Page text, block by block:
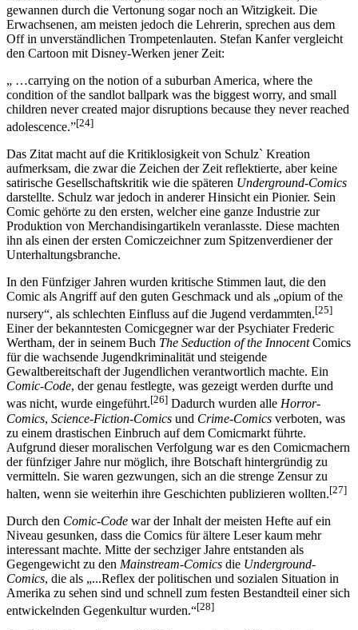
gewannen durch die Vertonung sogar noch an Witzigkeit. Die
Erwachsenen, am meisten jedoch die Lehrerin, sprechen aus dem
Off in unverständlichen Trompetenlauten. Stefan Kanfer vergleicht
den Cartoon mit Disney-Werken jener Zeit:
„ …carrying on the notion of a suburban America, where the
condition of the sandlot ballpark was the biggest worry, and small
children never created major disruptions because they never reached
adolescence.”[24]
Das Zitat macht auf die Kritiklosigkeit von Schulz` Kreation
aufmerksam, die zwar die Zeichen der Zeit reflektierte, aber keine
satirische Gesellschaftskritik wie die späteren Underground-Comics
darstellte. Schulz war jedoch in anderer Hinsicht ein Pionier. Sein
Comic gehörte zu den ersten, welcher eine ganze Industrie zur
Produktion von Merchandisingartikeln veranlasste. Diese machten
ihn als einen der ersten Comiczeichner zum Spitzenverdiener der
Unterhaltungsbranche.
In den Fünfziger Jahren wurden kritische Stimmen laut, die den
Comic als Angriff auf den guten Geschmack und als „opium of the
nursery“, als schlechten Einfluss auf die Jugend verdammten.[25]
Einer der bekanntesten Comicgegner war der Psychiater Frederic
Wertham, der in seinem Buch The Seduction of the InnocentComics
für die wachsende Jugendkriminalität und steigende
Gewaltbereitschaft der Jugendlichen verantwortlich machte. Ein
Comic-Code, der genau festlegte, was gezeigt werden durfte und
was nicht, wurde eingeführt.[26] Dadurch wurden alle Horror-
Comics, Science-Fiction-Comics und Crime-Comics verboten, was
zu einem drastischen Einbruch auf dem Comicmarkt führte.
Aufgrund dieser moralischen Verfolgung war es den Comicmachern
der fünfziger Jahre nur möglich, ihre Botschaft hintergründig zu
vermitteln. Sie waren gezwungen, sich an die strenge Zensur zu
halten, wenn sie weiterhin ihre Geschichten publizieren wollten.[27]
Durch den Comic-Code war der Inhalt der meisten Hefte auf ein
Niveau gesunken, dass die Comics für ältere Leser kaum mehr
interessant machte. Mitte der sechziger Jahre entstanden als
Gegengewicht zu den Mainstream-Comics die Underground-
Comics, die als „...Reflex der politischen und sozialen Situation in
Amerika zu sehen sind und schnell zum festen Bestandteil einer sich
entwickelnden Gegenkultur wurden.“[28]